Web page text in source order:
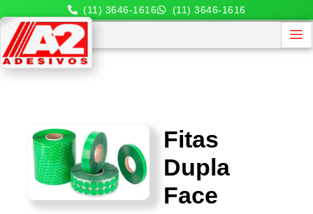
(11) 3646-1616 (11) 3646-1616
Fitas
Dupla
Face